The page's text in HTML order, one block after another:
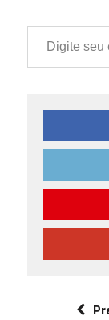
Digite seu e-mail…